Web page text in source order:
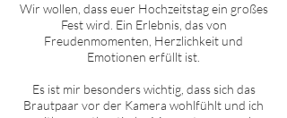
Wir wollen, dass euer Hochzeitstag ein großes
Fest wird. Ein Erlebnis, das von
Freudenmomenten, Herzlichkeit und
Emotionen erfüllt ist.
Es ist mir besonders wichtig, dass sich das
Brautpaar vor der Kamera wohlfühlt und ich